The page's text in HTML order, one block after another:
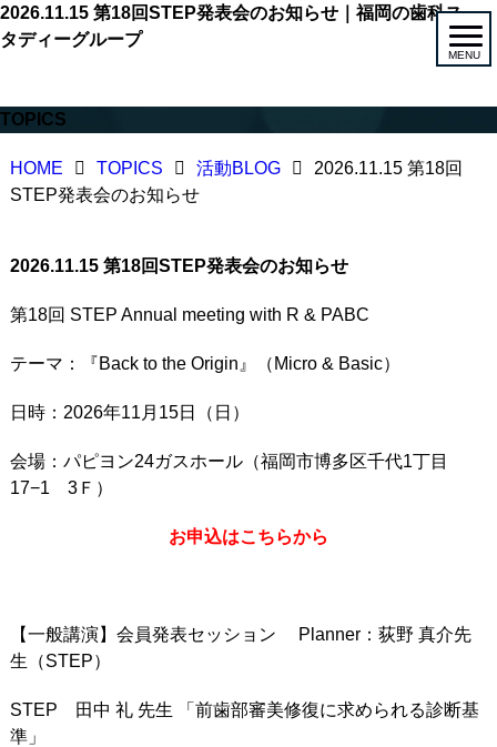
2026.11.15 第18回STEP発表会のお知らせ｜福岡の歯科ス
タディーグループ
TOPICS
HOME TOPICS 活動BLOG
2026.11.15 第18回
STEP発表会のお知らせ
2026.11.15 第18回STEP発表会のお知らせ
第18回 STEP Annual meeting with R & PABC
テーマ：『Back to the Origin』（Micro & Basic）
日時：2026年11月15日（日）
会場：パピヨン24ガスホール（福岡市博多区千代1丁目
17−1 3Ｆ）
お申込はこちらから
【一般講演】会員発表セッション Planner：荻野 真介先
生（STEP）
STEP 田中 礼 先生 「前歯部審美修復に求められる診断基
準」
ホーム
STEPについて
会員紹介
会員メニュー
更新情報
活動ブログ
お問い合わせ